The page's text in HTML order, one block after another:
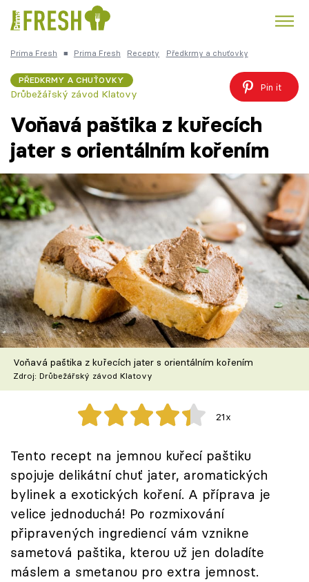
Česká kuchyně Čokoláda
Témata
Recepty
Články
TV Program
Škola vaření
Recepty z TV
Speciál: Cuketa
Těhotnej kuchař
Sledujte prima+
Přihlášení
Sledujte nás
Prima Fresh ■ Prima Fresh Recepty Předkrmy a chuťovky
PŘEDKRMY A CHUŤOVKY
Drůbežářský závod Klatovy
Pin it
Voňavá paštika z kuřecích
jater s orientálním kořením
Voňavá paštika z kuřecích jater s orientálním kořením
Zdroj: Drůbežářský závod Klatovy
21x
Tento recept na jemnou kuřecí paštiku
spojuje delikátní chuť jater, aromatických
bylinek a exotických koření. A příprava je
velice jednoduchá! Po rozmixování
připravených ingrediencí vám vznikne
sametová paštika, kterou už jen doladíte
máslem a smetanou pro extra jemnost.